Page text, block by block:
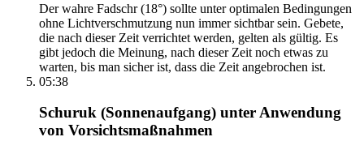
Der wahre Fadschr (18°) sollte unter optimalen Bedingungen
ohne Lichtverschmutzung nun immer sichtbar sein. Gebete,
die nach dieser Zeit verrichtet werden, gelten als gültig. Es
gibt jedoch die Meinung, nach dieser Zeit noch etwas zu
warten, bis man sicher ist, dass die Zeit angebrochen ist.
05:38
Schuruk (Sonnenaufgang) unter Anwendung
von Vorsichtsmaßnahmen